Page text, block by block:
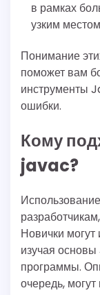
в рамках
узким
Понимание
поможет вам
инструменты
ошибки.
Кому
javac?
Новички могут
изучая основы
программы.
очередь,